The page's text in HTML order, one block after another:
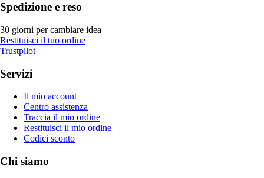
Spedizione e reso
30 giorni per cambiare idea
Restituisci il tuo ordine
Trustpilot
Servizi
Il mio account
Centro assistenza
Traccia il mio ordine
Restituisci il mio ordine
Codici sconto
Chi siamo